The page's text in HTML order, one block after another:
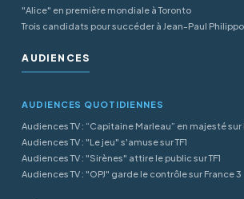
"Alice" en première mondiale à Toronto
Trois candidats pour succéder à Jean-Paul
AUDIENCES
AUDIENCES QUOTIDIENNES
Audiences TV : “Capitaine Marleau” en majesté sur
Audiences TV : "Le jeu" s'amuse sur TF1
Audiences TV : "Sirènes" attire le public sur TF1
Audiences TV : "OPJ" garde le contrôle sur France 3